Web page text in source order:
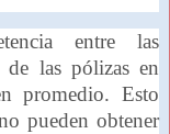
entre las
las pólizas en
promedio. Esto
pueden obtener